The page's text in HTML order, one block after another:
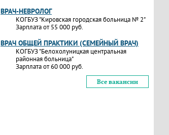
ВРАЧ-НЕВРОЛОГ
КОГБУЗ "Кировская городская больница № 2"
Зарплата от 55 000 руб.
ВРАЧ ОБЩЕЙ ПРАКТИКИ (СЕМЕЙНЫЙ ВРАЧ)
КОГБУЗ "Белохолуницкая центральная
районная больница"
Зарплата от 60 000 руб.
Все вакансии